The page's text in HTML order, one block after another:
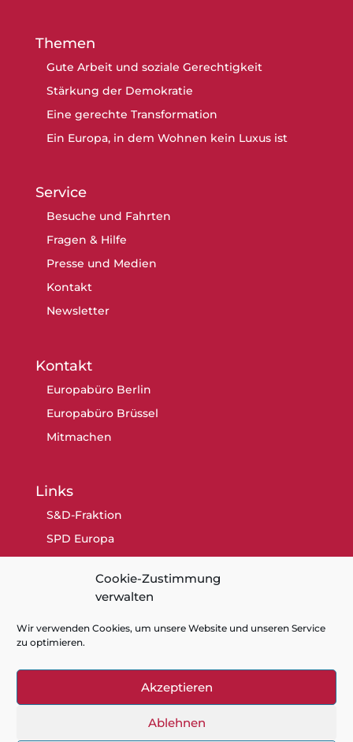
Cookie-Zustimmung
verwalten
Wir verwenden Cookies, um unsere Website und unseren Service
zu optimieren.
Akzeptieren
Ablehnen
Themen
Gute Arbeit und soziale Gerechtigkeit
Stärkung der Demokratie
Eine gerechte Transformation
Ein Europa, in dem Wohnen kein Luxus ist
Service
Besuche und Fahrten
Fragen & Hilfe
Presse und Medien
Kontakt
Newsletter
Kontakt
Europabüro Berlin
Europabüro Brüssel
Mitmachen
Links
S&D-Fraktion
SPD Europa
Datenschutz
Cookie-Richtlinie (EU)